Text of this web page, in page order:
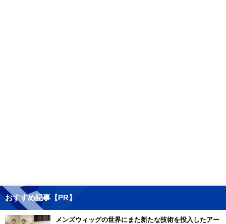
おすすめ記事【PR】
メンズウィッグの世界にまた新たな技術を投入したアー